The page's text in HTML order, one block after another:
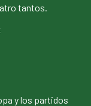
tantos.
y los partidos